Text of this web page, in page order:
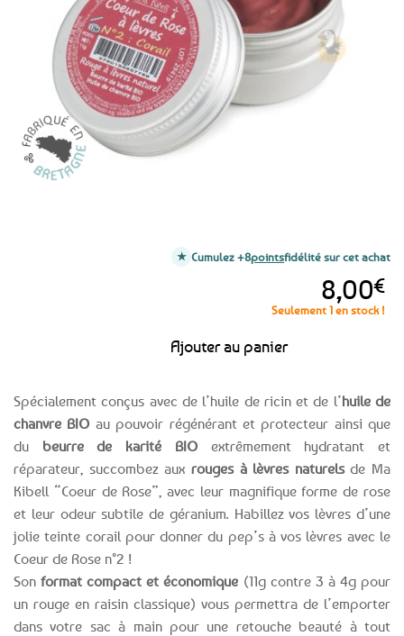
Spécialement conçus avec de l’huile de ricin et de l’huile de
chanvre BIO au pouvoir régénérant et protecteur ainsi que
du beurre de karité BIOextrêmement hydratant et
réparateur, succombez aux rouges à lèvres naturelsde Ma
Kibell “Coeur de Rose”, avec leur magnifique forme de rose
et leur odeur subtile de géranium. Habillez vos lèvres d’une
jolie teinte corail pour donner du pep’s à vos lèvres avec le
Coeur de Rose n°2 !
Sonformat compact et économique (11g contre 3 à 4g pour
un rouge en raisin classique) vous permettra de l’emporter
dans votre sac à main pour une retouche beauté à tout
8,00€
Seulement 1 en stock !
Ajouter au panier
Cumulez +8pointsfidélité sur cet achat